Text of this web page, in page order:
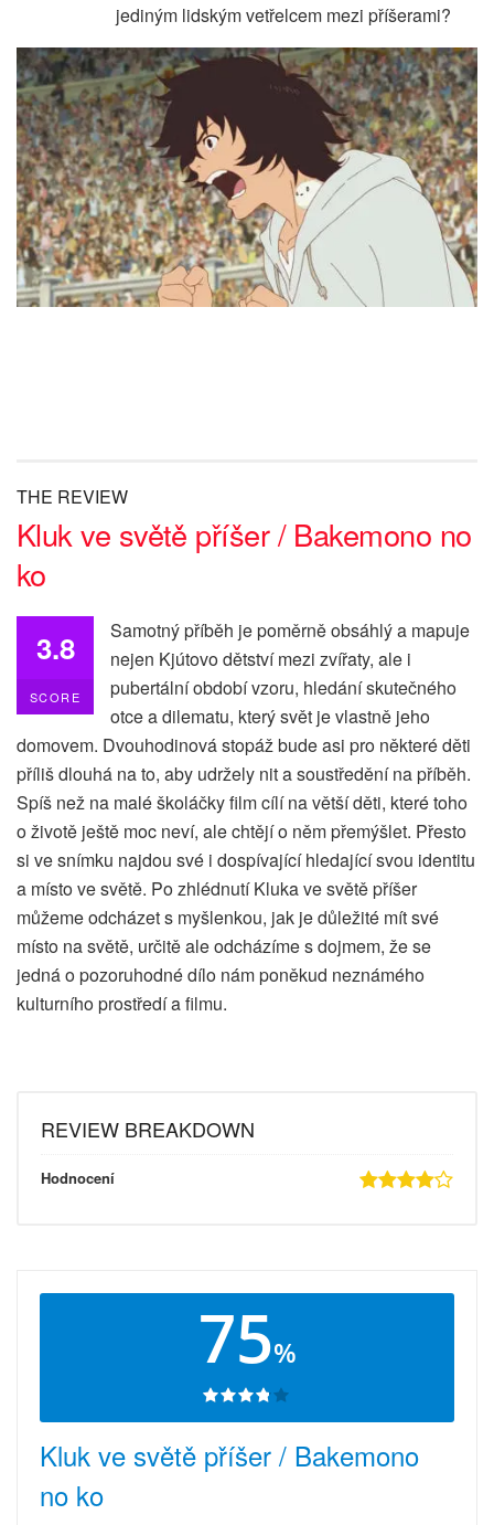
jediným lidským vetřelcem mezi příšerami?
THE REVIEW
Kluk ve světě příšer / Bakemono no
ko
3.8
SCORE
Samotný příběh je poměrně obsáhlý a mapuje
nejen Kjútovo dětství mezi zvířaty, ale i
pubertální období vzoru, hledání skutečného
otce a dilematu, který svět je vlastně jeho
domovem. Dvouhodinová stopáž bude asi pro některé děti
příliš dlouhá na to, aby udržely nit a soustředění na příběh.
Spíš než na malé školáčky film cílí na větší děti, které toho
o životě ještě moc neví, ale chtějí o něm přemýšlet. Přesto
si ve snímku najdou své i dospívající hledající svou identitu
a místo ve světě. Po zhlédnutí Kluka ve světě příšer
můžeme odcházet s myšlenkou, jak je důležité mít své
místo na světě, určitě ale odcházíme s dojmem, že se
jedná o pozoruhodné dílo nám poněkud neznámého
kulturního prostředí a filmu.
REVIEW BREAKDOWN
Hodnocení
75%
Kluk ve světě příšer / Bakemono
no ko